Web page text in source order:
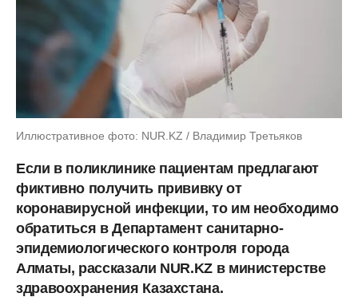
Иллюстративное фото: NUR.KZ / Владимир Третьяков
Если в поликлинике пациентам предлагают
фиктивно получить прививку от
коронавирусной инфекции, то им необходимо
обратиться в Департамент санитарно-
эпидемиологического контроля города
Алматы, рассказали NUR.KZ в министерстве
здравоохранения Казахстана.